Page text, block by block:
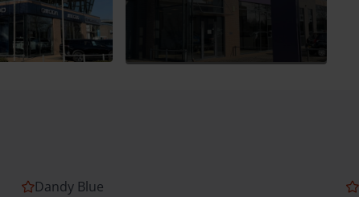
Dandy Blue